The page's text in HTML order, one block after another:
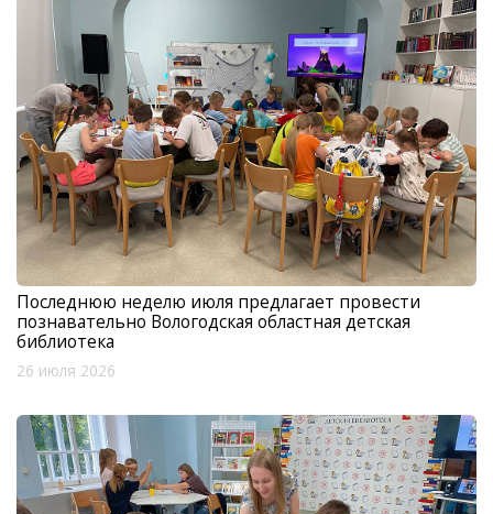
Последнюю неделю июля предлагает провести
познавательно Вологодская областная детская
библиотека
26 июля 2026